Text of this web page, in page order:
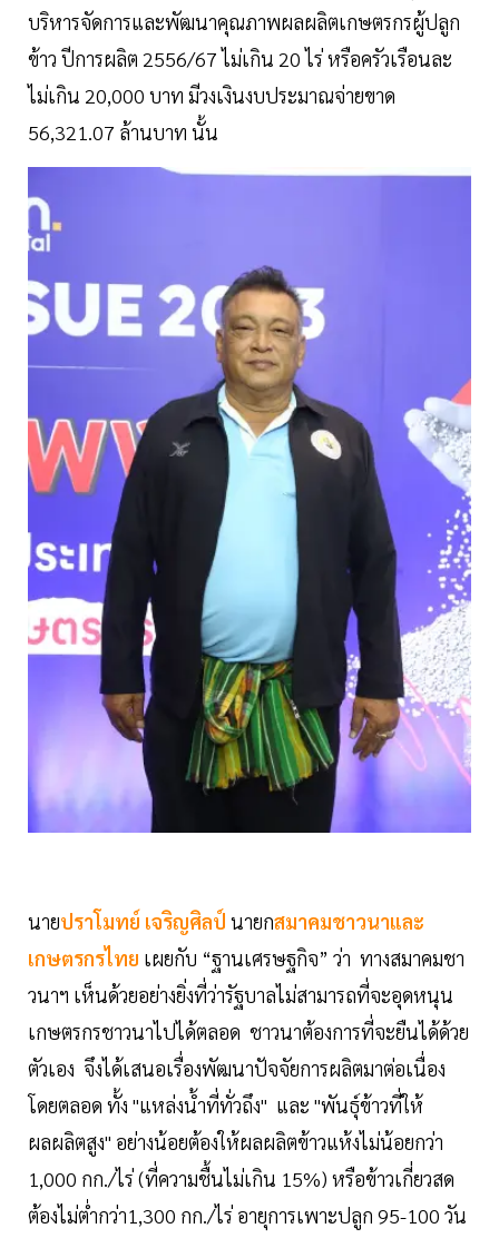
บริหารจัดการและพัฒนาคุณภาพผลผลิตเกษตรกรผู้ปลูก
ข้าว ปีการผลิต 2556/67 ไม่เกิน 20 ไร่ หรือครัวเรือนละ
ไม่เกิน 20,000 บาท มีวงเงินงบประมาณจ่ายขาด
56,321.07 ล้านบาท นั้น
นายปราโมทย์ เจริญศิลป์ นายกสมาคมชาวนาและ
เกษตรกรไทย เผยกับ “ฐานเศรษฐกิจ” ว่า ทางสมาคมชา
วนาฯ เห็นด้วยอย่างยิ่งที่ว่ารัฐบาลไม่สามารถที่จะอุดหนุน
เกษตรกรชาวนาไปได้ตลอด ชาวนาต้องการที่จะยืนได้ด้วย
ตัวเอง จึงได้เสนอเรื่องพัฒนาปัจจัยการผลิตมาต่อเนื่อง
โดยตลอด ทั้ง "แหล่งน้ำที่ทั่วถึง" และ "พันธุ์ข้าวที่ให้
ผลผลิตสูง" อย่างน้อยต้องให้ผลผลิตข้าวแห้งไม่น้อยกว่า
1,000 กก./ไร่ (ที่ความชื้นไม่เกิน 15%) หรือข้าวเกี่ยวสด
ต้องไม่ต่ำกว่า1,300 กก./ไร่ อายุการเพาะปลูก 95-100 วัน